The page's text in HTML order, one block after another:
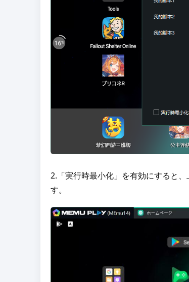
2.「実行時最小化」を有効にすると
す。